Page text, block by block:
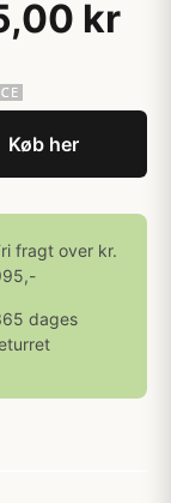
kr
Køb her
fragt over kr.
dages